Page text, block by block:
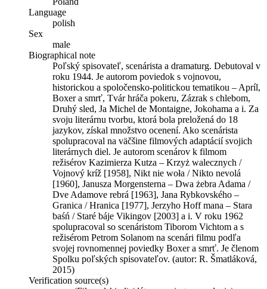
Language
polish
Sex
male
Biographical note
Poľský spisovateľ, scenárista a dramaturg. Debutoval v
roku 1944. Je autorom poviedok s vojnovou,
historickou a spoločensko-politickou tematikou – Apríl,
Boxer a smrť, Tvár hráča pokeru, Zázrak s chlebom,
Druhý sled, Ja Michel de Montaigne, Jokohama a i. Za
svoju literárnu tvorbu, ktorá bola preložená do 18
jazykov, získal množstvo ocenení. Ako scenárista
spolupracoval na väčšine filmových adaptácií svojich
literárnych diel. Je autorom scenárov k filmom
režisérov Kazimierza Kutza – Krzyż walecznych /
Vojnový kríž [1958], Nikt nie woła / Nikto nevolá
[1960], Janusza Morgensterna – Dwa żebra Adama /
Dve Adamove rebrá [1963], Jana Rybkovského –
Granica / Hranica [1977], Jerzyho Hoff mana – Stara
baśń / Staré báje Vikingov [2003] a i. V roku 1962
spolupracoval so scenáristom Tiborom Vichtom a s
režisérom Petrom Solanom na scenári filmu podľa
svojej rovnomennej poviedky Boxer a smrť. Je členom
Spolku poľských spisovateľov. (autor: R. Šmatláková,
2015)
Verification source(s)